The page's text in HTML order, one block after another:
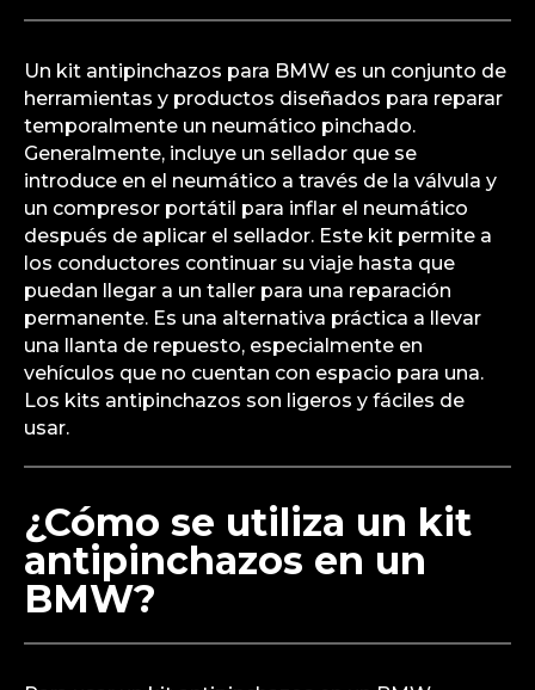
Un kit antipinchazos para BMW es un conjunto de
herramientas y productos diseñados para reparar
temporalmente un neumático pinchado.
Generalmente, incluye un sellador que se
introduce en el neumático a través de la válvula y
un compresor portátil para inflar el neumático
después de aplicar el sellador. Este kit permite a
los conductores continuar su viaje hasta que
puedan llegar a un taller para una reparación
permanente. Es una alternativa práctica a llevar
una llanta de repuesto, especialmente en
vehículos que no cuentan con espacio para una.
Los kits antipinchazos son ligeros y fáciles de
usar.
¿Cómo se utiliza un kit
antipinchazos en un
BMW?